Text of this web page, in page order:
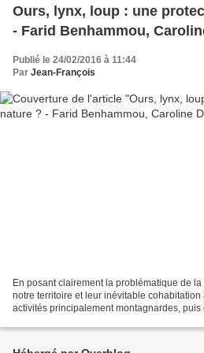
Ours, lynx, loup : une
- Farid Benhammou,
Publié le 24/02/2016 à 11:44
Par Jean-François
En posant clairement la problématique de
notre territoire et leur inévitable
activités principalement montagnardes,